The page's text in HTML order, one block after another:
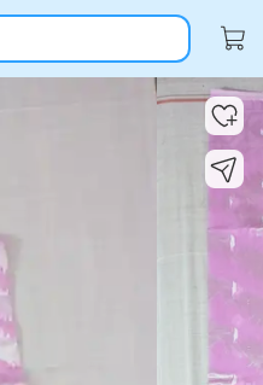
Key Highlights